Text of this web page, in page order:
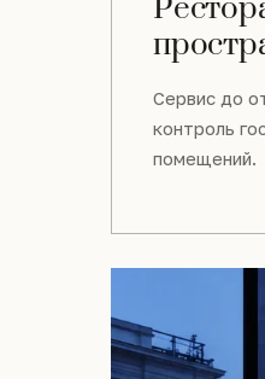
Сервис до
контроль
помещений.